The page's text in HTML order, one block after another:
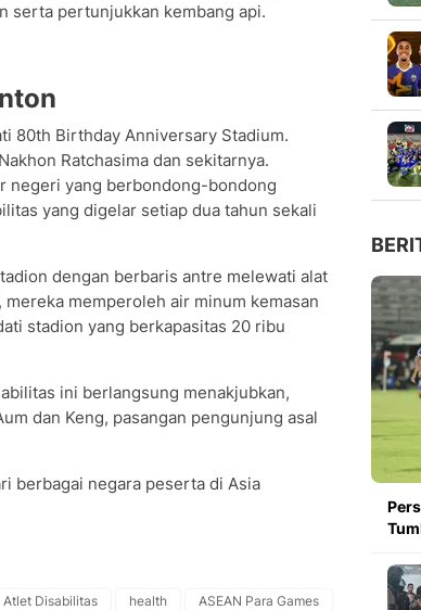
serta pertunjukkan kembang api.
80th Birthday Anniversary Stadium.
Ratchasima dan sekitarnya.
negeri yang berbondong-bondong
yang digelar setiap dua tahun sekali
dengan berbaris antre melewati alat
memperoleh air minum kemasan
stadion yang berkapasitas 20 ribu
ini berlangsung menakjubkan,
dan Keng, pasangan pengunjung asal
berbagai negara peserta di Asia
Atlet Disabilitas health
ASEAN Para Games